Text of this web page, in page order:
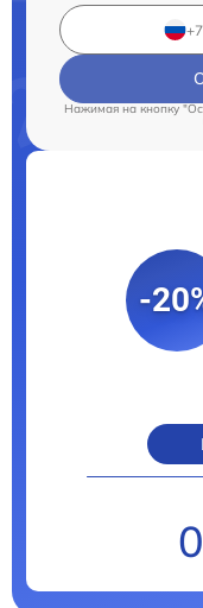
Нажимая на кнопку
-